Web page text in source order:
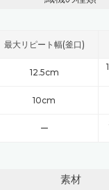
最大リピート幅(釜口)
12.5cm
10cm
ー
素材